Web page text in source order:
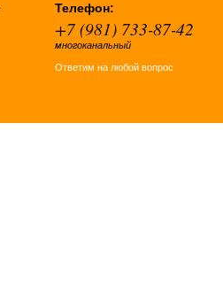
Телефон:
+7 (981) 733-87-42
многоканальный
Ответим на любой вопрос